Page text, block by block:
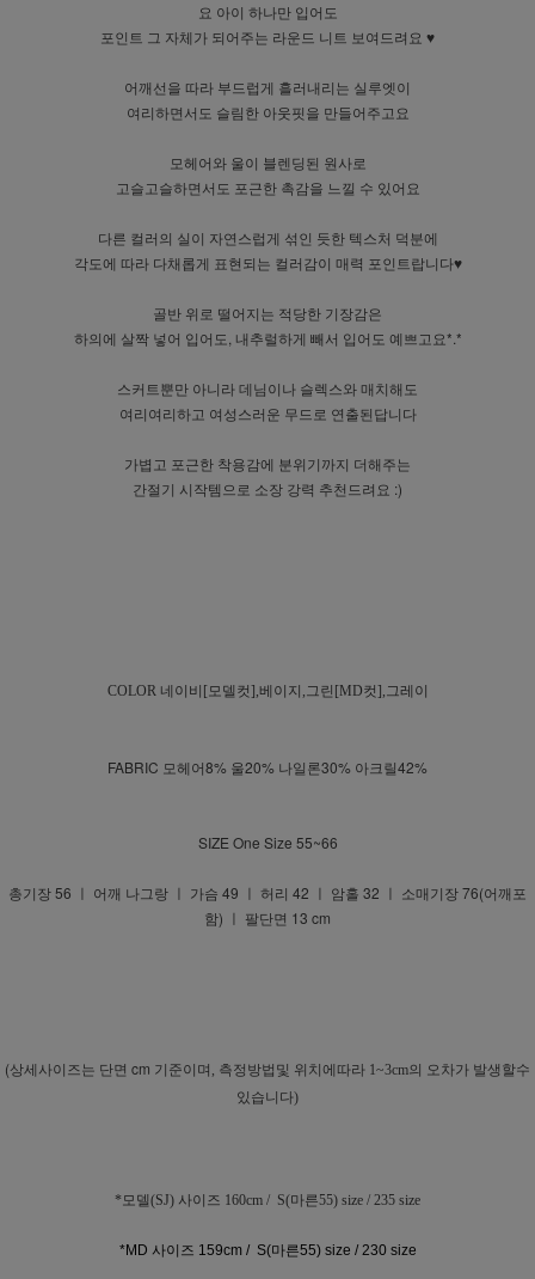
요 아이 하나만 입어도
포인트 그 자체가 되어주는 라운드 니트 보여드려요 ♥
어깨선을 따라 부드럽게 흘러내리는 실루엣이
여리하면서도 슬림한 아웃핏을 만들어주고요
모헤어와 울이 블렌딩된 원사로
고슬고슬하면서도 포근한 촉감을 느낄 수 있어요
다른 컬러의 실이 자연스럽게 섞인 듯한 텍스처 덕분에
각도에 따라 다채롭게 표현되는 컬러감이 매력 포인트랍니다♥
골반 위로 떨어지는 적당한 기장감은
하의에 살짝 넣어 입어도, 내추럴하게 빼서 입어도 예쁘고요*.*
스커트뿐만 아니라 데님이나 슬렉스와 매치해도
여리여리하고 여성스러운 무드로 연출된답니다
가볍고 포근한 착용감에 분위기까지 더해주는
간절기 시작템으로 소장 강력 추천드려요 :)
COLOR 네이비[모델컷],베이지,그린[MD컷],그레이
FABRIC 모헤어8% 울20% 나일론30% 아크릴42%
SIZE One Size 55~66
총기장 56 ㅣ 어깨 나그랑 ㅣ 가슴 49 ㅣ 허리 42 ㅣ 암홀 32 ㅣ 소매기장 76(어깨포
함) ㅣ 팔단면 13 cm
(상세사이즈는 단면 cm 기준이며 , 측정방법및 위치에따라 1~3cm의 오차가 발생할수
있습니다)
*모델(SJ) 사이즈 160cm / S(마른55) size / 235 size
*MD 사이즈 159cm / S(마른55) size / 230 size